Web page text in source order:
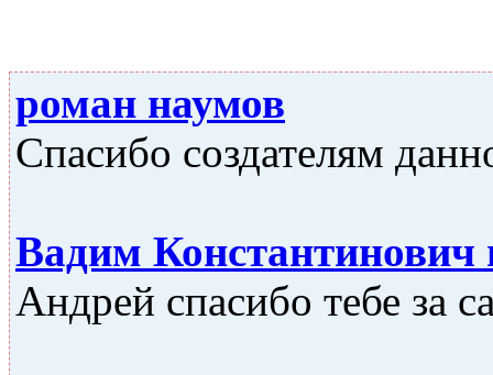
роман наумов
Спасибо создателям
Вадим Константинович
Андрей спасибо тебе за